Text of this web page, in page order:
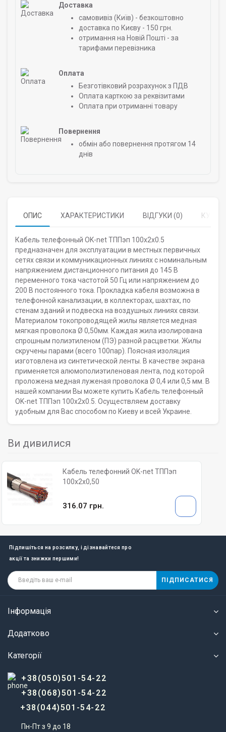
Доставка
самовивіз (Київ) - безкоштовно
доставка по Києву - 150 грн.
отримання на Новій Пошті - за
тарифами перевізника
Оплата
Безготівковий розрахунок з ПДВ
Оплата карткою за реквізитами
Оплата при отриманні товару
Повернення
обмін або повернення протягом 14
днів
ОПИС ХАРАКТЕРИСТИКИ ВІДГУКИ (0)
Кабель телефонный OK-net ТППэп 100х2х0.5
предназначен для эксплуатации в местных первичных
сетях связи и коммуникационных линиях с номинальным
напряжением дистанционного питания до 145 В
переменного тока частотой 50 Гц или напряжением до
200 В постоянного тока. Прокладка кабеля возможна в
телефонной канализации, в коллекторах, шахтах, по
стенам зданий и подвеска на воздушных линиях связи.
Материалом токопроводящей жилы является медная
мягкая проволока Ø 0,50мм. Каждая жила изолирована
спрошным полиэтиленом (ПЭ) разной расцветки. Жилы
скручены парами (всего 100пар). Поясная изоляция
изготовлена из синтетической ленты. В качестве экрана
применяется алюмополиэтиленовая лента, под которой
проложена медная луженая проволока Ø 0,4 или 0,5 мм. В
нашей компании Вы можете купить Кабель телефонный
OK-net ТППэп 100х2х0.5. Осуществляем доставку
удобным для Вас способом по Киеву и всей Украине.
Ви дивилися
Кабель телефонний OK-net ТППэп
100х2х0,50
316.07 грн.
Підпишіться на розсилку, і дізнавайтеся про
акції та знижки першими!
ПІДПИСАТИСЯ
Інформація
Додатково
Категорії
+38(050)501-54-22
+38(068)501-54-22
+38(044)501-54-22
Пн-Пт з 9 до 18